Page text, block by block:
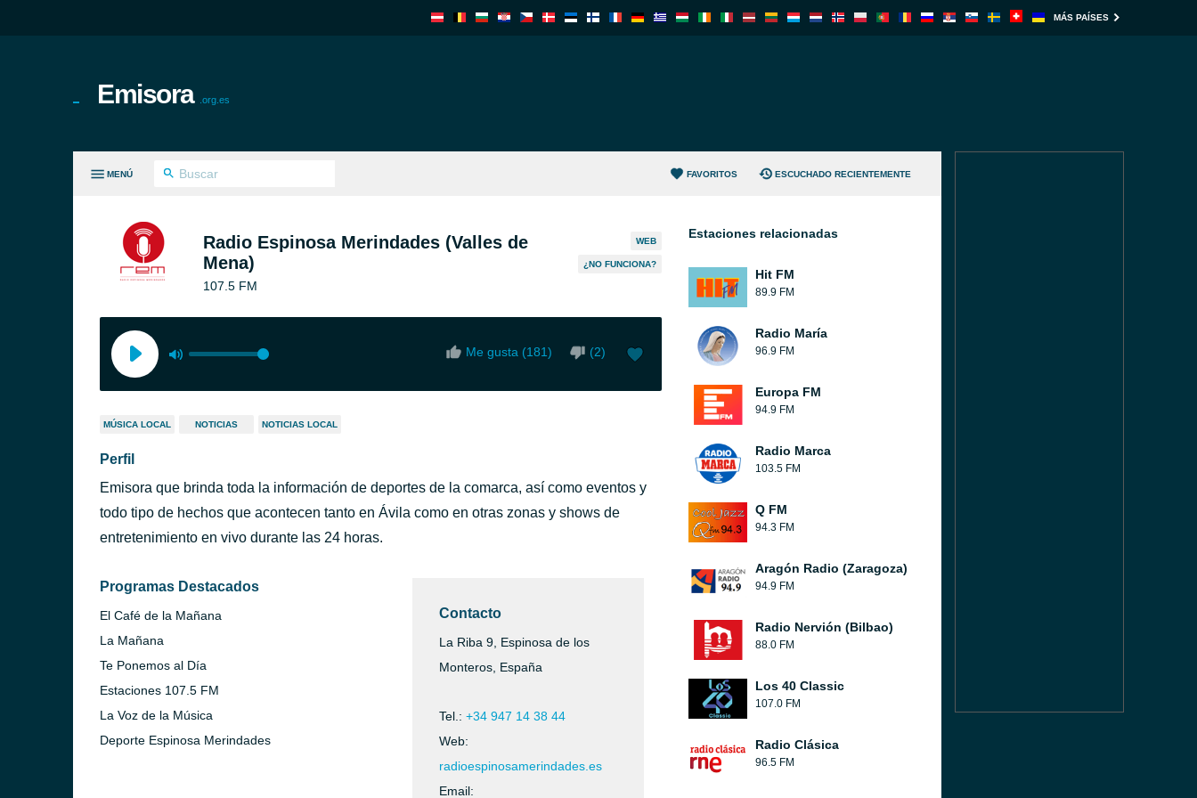
MÁS PAÍSES
Emisora .org.es
MENÚ FAVORITOS ESCUCHADO RECIENTEMENTE
Radio Espinosa Merindades (Valles de
Mena)
107.5 FM
WEB
¿NO FUNCIONA?
Me gusta (181) (2)
MÚSICA LOCAL NOTICIAS NOTICIAS LOCAL
Perfil
Emisora que brinda toda la información de deportes de la comarca, así como eventos y
todo tipo de hechos que acontecen tanto en Ávila como en otras zonas y shows de
entretenimiento en vivo durante las 24 horas.
Programas Destacados
El Café de la Mañana
La Mañana
Te Ponemos al Día
Estaciones 107.5 FM
La Voz de la Música
Deporte Espinosa Merindades
Contacto
La Riba 9, Espinosa de los
Monteros, España
Tel.: +34 947 14 38 44
Web:
radioespinosamerindades.es
Email:
Estaciones relacionadas
Hit FM
89.9 FM
Radio María
96.9 FM
Europa FM
94.9 FM
Radio Marca
103.5 FM
Q FM
94.3 FM
Aragón Radio (Zaragoza)
94.9 FM
Radio Nervión (Bilbao)
88.0 FM
Los 40 Classic
107.0 FM
Radio Clásica
96.5 FM